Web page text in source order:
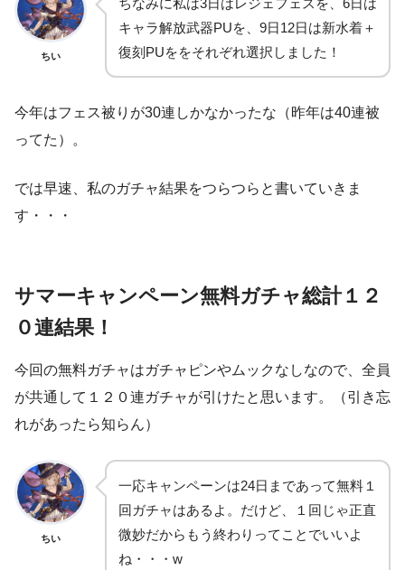
ちい
キャラ解放武器PUを、9日12日は新水着＋
復刻PUををそれぞれ選択しました！
今年はフェス被りが30連しかなかったな（昨年は40連被
ってた）。
では早速、私のガチャ結果をつらつらと書いていきま
す・・・
サマーキャンペーン無料ガチャ総計１２
０連結果！
今回の無料ガチャはガチャピンやムックなしなので、全員
が共通して１２０連ガチャが引けたと思います。（引き忘
れがあったら知らん）
ちい
一応キャンペーンは24日まであって無料１
回ガチャはあるよ。だけど、１回じゃ正直
微妙だからもう終わりってことでいいよ
ね・・・w